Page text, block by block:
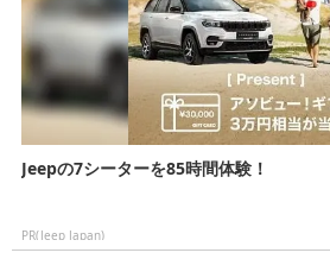
Jeepの7シーターを85時間体験！
PR(Jeep Japan)